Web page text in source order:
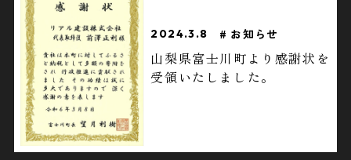
2024.3.8 お知らせ
山梨県富士川町より感謝状を
受領いたしました。